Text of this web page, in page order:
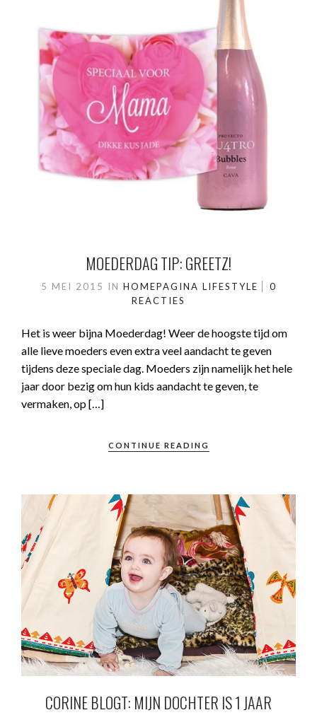
MOEDERDAG TIP: GREETZ!
5 MEI 2015 IN HOMEPAGINA LIFESTYLE
0
REACTIES
Het is weer bijna Moederdag! Weer de hoogste tijd om
alle lieve moeders even extra veel aandacht te geven
tijdens deze speciale dag. Moeders zijn namelijk het hele
jaar door bezig om hun kids aandacht te geven, te
vermaken, op […]
CONTINUE READING
CORINE BLOGT: MIJN DOCHTER IS 1 JAAR